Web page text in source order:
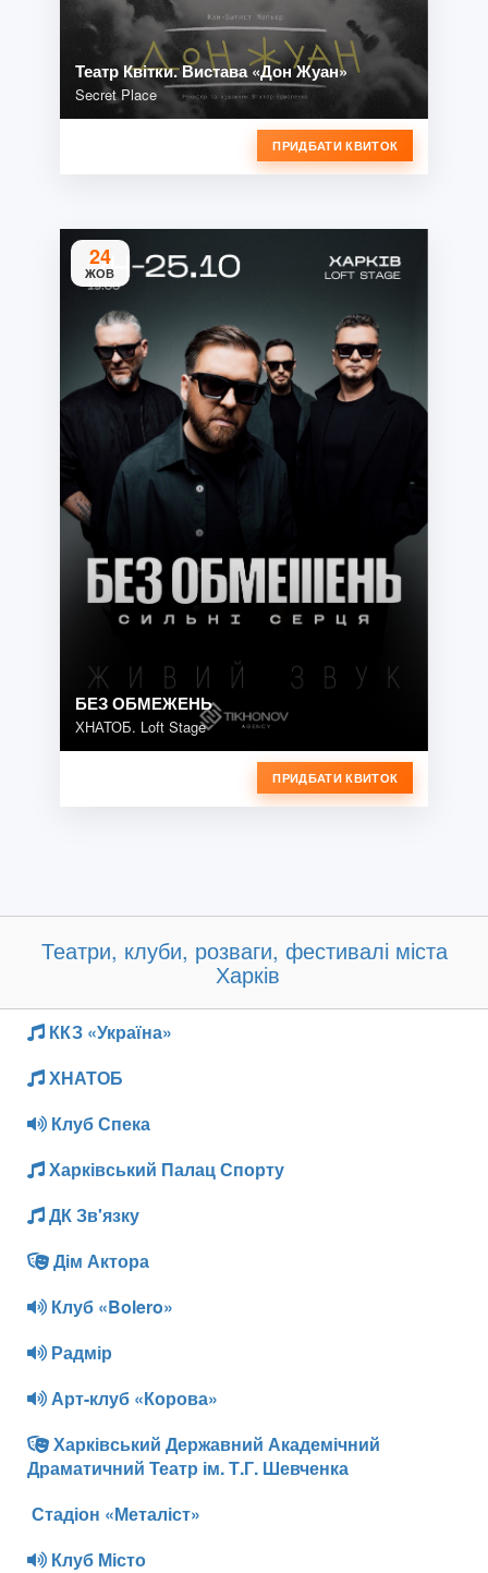
Театр Квітки. Вистава «Дон Жуан»
Secret Place
ПРИДБАТИ КВИТОК
24
ЖОВ
БЕЗ ОБМЕЖЕНЬ
ХНАТОБ. Loft Stage
ПРИДБАТИ КВИТОК
Театри, клуби, розваги, фестивалі міста
Харків
ККЗ «Україна»
ХНАТОБ
Клуб Спека
Харківський Палац Спорту
ДК Зв'язку
Дім Актора
Клуб «Bolero»
Радмір
Арт-клуб «Корова»
Харківський Державний Академічний
Драматичний Театр ім. Т.Г. Шевченка
Стадіон «Металіст»
Клуб Місто